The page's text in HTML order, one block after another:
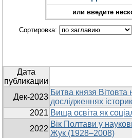
или введите
Сортировка:
Дата
публикации
Дек-2023
Битва князя Вітовта
дослідженнях
2021 Вища освіта як
2022
Вік Полтави у
Жук (1928–2008)